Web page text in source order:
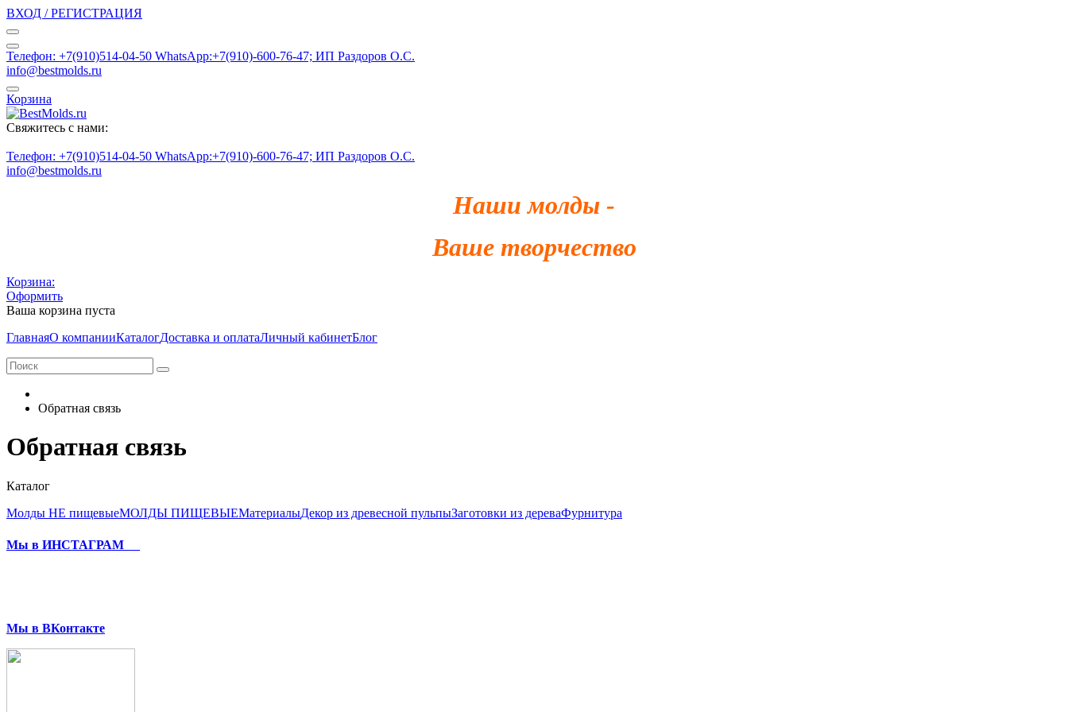
ВХОД / РЕГИСТРАЦИЯ
Телефон: +7(910)514-04-50 WhatsApp:+7(910)-600-76-47; ИП Раздоров О.С.
info@bestmolds.ru
Корзина
Свяжитесь с нами:
Телефон: +7(910)514-04-50 WhatsApp:+7(910)-600-76-47; ИП Раздоров О.С.
info@bestmolds.ru
Наши молды -
Ваше творчество
Корзина:
Оформить
Ваша корзина пуста
ГлавнаяО компанииКаталогДоставка и оплатаЛичный кабинетБлог
Обратная связь
Обратная связь
Каталог
Молды НЕ пищевыеМОЛДЫ ПИЩЕВЫЕМатериалыДекор из древесной пульпыЗаготовки из дереваФурнитура
Мы в ИНСТАГРАМ
Мы в ВКонтакте